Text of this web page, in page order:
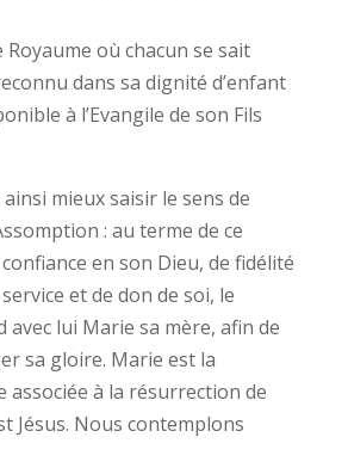
où chacun se sait
dans sa dignité d’enfant
à l’Evangile de son Fils
mieux saisir le sens de
: au terme de ce
en son Dieu, de fidélité
et de don de soi, le
avec lui Marie sa mère, afin de
sa gloire. Marie est la
associée à la résurrection de
Jésus. Nous contemplons